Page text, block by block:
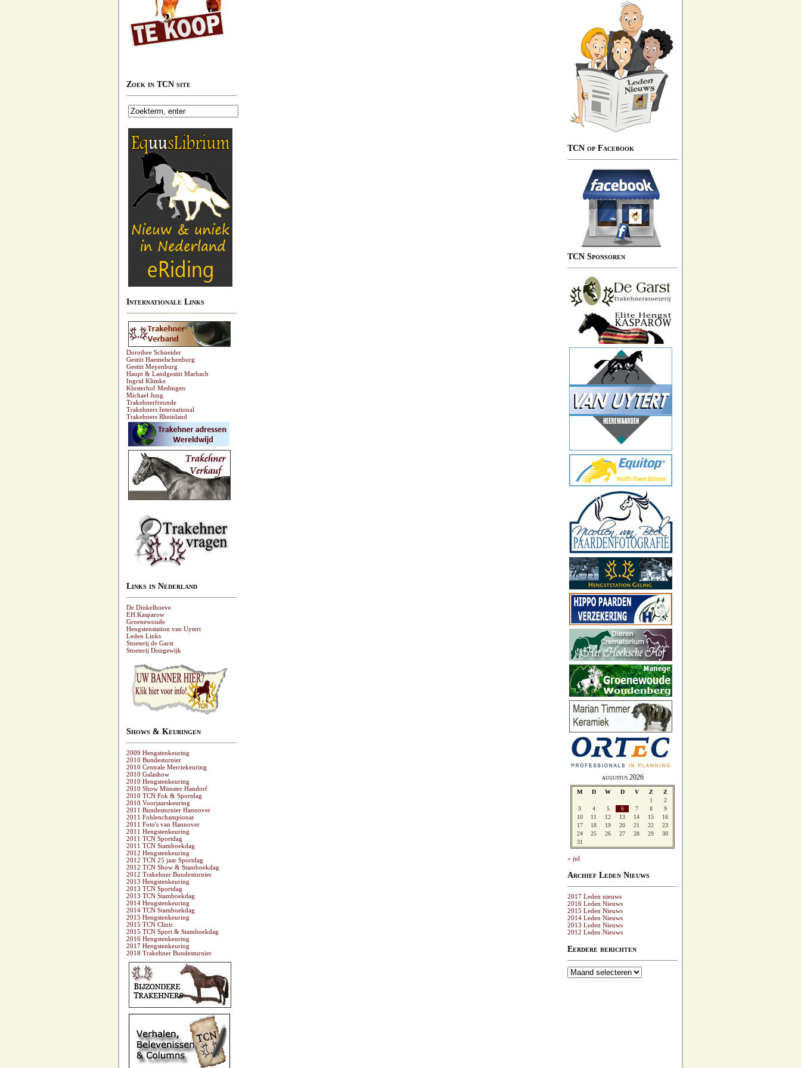
Zoek in TCN site
Internationale Links
Dorothee Schneider
Gestüt Haemelschenburg
Gestüt Meyenburg
Haupt & Landgestüt Marbach
Ingrid Klimke
Klosterhof Medingen
Michael Jung
Trakehnerfreunde
Trakehners International
Trakehners Rheinland
Links in Nederland
De Dinkelhoeve
EH.Kasparow
Groenewoude
Hengstenstation van Uytert
Leden Links
Stoeterij de Garst
Stoeterij Dongewijk
Shows & Keuringen
2009 Hengstenkeuring
2010 Bundesturnier
2010 Centrale Merriekeuring
2010 Galashow
2010 Hengstenkeuring
2010 Show Münster Handorf
2010 TCN Fok & Sportdag
2010 Voorjaarskeuring
2011 Bundesturnier Hannover
2011 Fohlenchampionat
2011 Foto's van Hannover
2011 Hengstenkeuring
2011 TCN Sportdag
2011 TCN Stamboekdag
2012 Hengstenkeuring
2012 TCN 25 jaar Sportdag
2012 TCN Show & Stamboekdag
2012 Trakehner Bundesturnier
2013 Hengstenkeuring
2013 TCN Sportdag
2013 TCN Stamboekdag
2014 Hengstenkeuring
2014 TCN Stamboekdag
2015 Hengstenkeuring
2015 TCN Clinic
2015 TCN Sport & Stamboekdag
2016 Hengstenkeuring
2017 Hengstenkeuring
2018 Trakehner Bundesturnier
TCN op Facebook
TCN Sponsoren
augustus 2026
M D W D V Z
Z
1
2
3
4 5 6 7 8
9
10
11 12 13 14 15
16
17
18 19 20 21 22
23
24
25 26 27 28 29
30
31
« jul
Archief Leden Nieuws
2017 Leden nieuws
2016 Leden Nieuws
2015 Leden Nieuws
2014 Leden Nieuws
2013 Leden Nieuws
2012 Leden Nieuws
Eerdere berichten
Eerdere
berichten